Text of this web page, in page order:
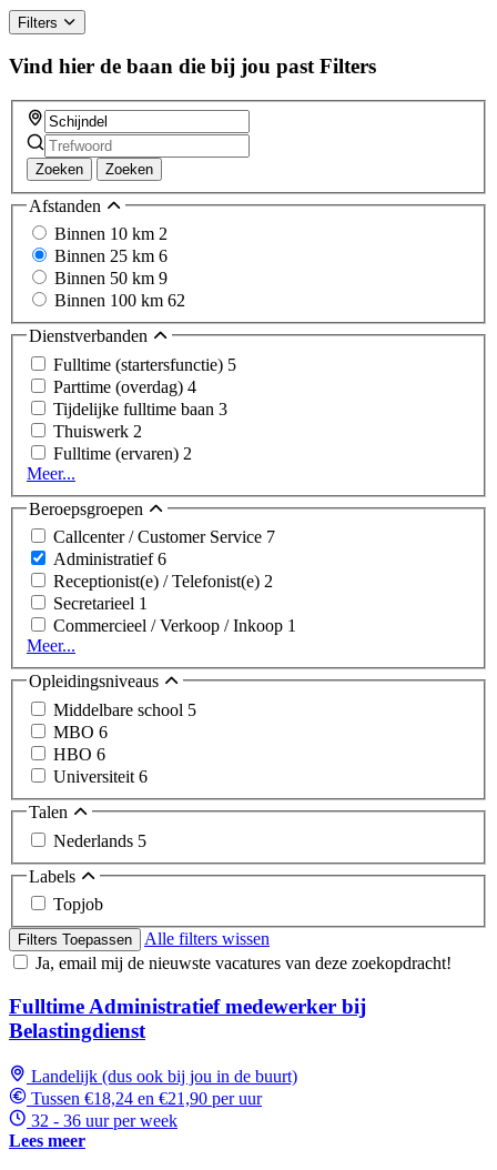
ignore
this
field
Filters
Vind hier de baan die bij jou past Filters
Zoeken Zoeken
Afstanden
Binnen 10 km 2
Binnen 25 km 6
Binnen 50 km 9
Binnen 100 km 62
Dienstverbanden
Fulltime (startersfunctie) 5
Parttime (overdag) 4
Tijdelijke fulltime baan 3
Thuiswerk 2
Fulltime (ervaren) 2
Meer...
Beroepsgroepen
Callcenter / Customer Service 7
Administratief6
Receptionist(e) / Telefonist(e) 2
Secretarieel 1
Commercieel / Verkoop / Inkoop 1
Meer...
Opleidingsniveaus
Middelbare school 5
MBO 6
HBO 6
Universiteit 6
Talen
Nederlands 5
Labels
Topjob
Filters Toepassen
Alle filters wissen
Ja, email mij de nieuwste vacatures van deze zoekopdracht!
Fulltime Administratief medewerker bij
Belastingdienst
Landelijk (dus ook bij jou in de buurt)
Tussen €18,24 en €21,90 per uur
32 - 36 uur per week
Lees meer